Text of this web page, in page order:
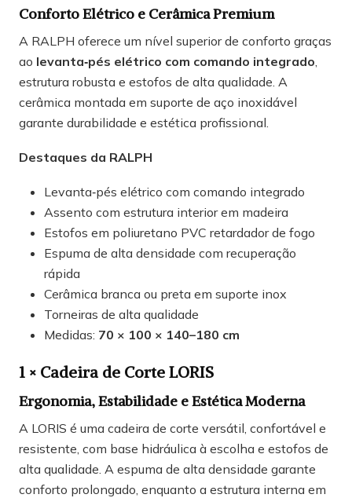
Conforto Elétrico e Cerâmica Premium
A RALPH oferece um nível superior de conforto graças
ao levanta‑pés elétrico com comando integrado
estrutura robusta e estofos de alta qualidade. A
cerâmica montada em suporte de aço inoxidável
garante durabilidade e estética profissional.
Destaques da RALPH
Levanta‑pés elétrico com comando integrado
Assento com estrutura interior em madeira
Estofos em poliuretano PVC retardador de fogo
Espuma de alta densidade com recuperação
rápida
Cerâmica branca ou preta em suporte inox
Torneiras de alta qualidade
Medidas: 70 × 100 × 140–180 cm
1 × Cadeira de Corte LORIS
Ergonomia, Estabilidade e Estética Moderna
A LORIS é uma cadeira de corte versátil, confortável e
resistente, com base hidráulica à escolha e estofos de
alta qualidade. A espuma de alta densidade garante
conforto prolongado, enquanto a estrutura interna em